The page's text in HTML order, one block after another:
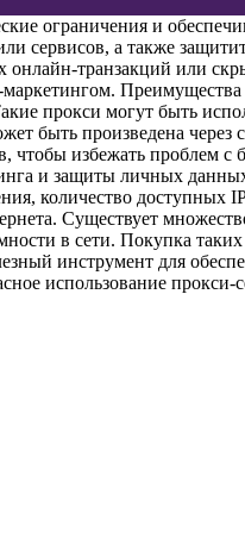
ограничения и
сервисов, а также
онлайн-транзакций или
Преимущества
прокси могут быть
быть произведена
избежать проблем с
и защиты личных
количество доступных
Существует
в сети. Покупка
инструмент для
использование прокси-